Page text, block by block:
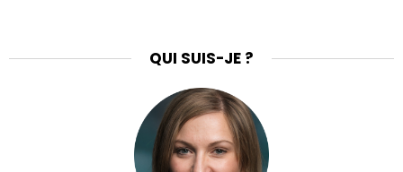
QUI SUIS-JE ?